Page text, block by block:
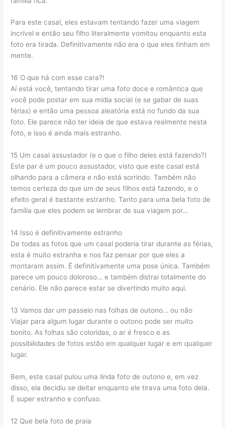
Para este casal, eles estavam tentando fazer uma viagem
incrível e então seu filho literalmente vomitou enquanto esta
foto era tirada. Definitivamente não era o que eles tinham em
mente.
16 O que há com esse cara?!
Aí está você, tentando tirar uma foto doce e romântica que
você pode postar em sua mídia social (e se gabar de suas
férias) e então uma pessoa aleatória está no fundo da sua
foto. Ele parece não ter ideia de que estava realmente nesta
foto, e isso é ainda mais estranho.
15 Um casal assustador (e o que o filho deles está fazendo?)
Este par é um pouco assustador, visto que este casal está
olhando para a câmera e não está sorrindo. Também não
temos certeza do que um de seus filhos está fazendo, e o
efeito geral é bastante estranho. Tanto para uma bela foto de
família que eles podem se lembrar de sua viagem por…
14 Isso é definitivamente estranho
De todas as fotos que um casal poderia tirar durante as férias,
esta é muito estranha e nos faz pensar por que eles a
montaram assim. É definitivamente uma pose única. Também
parece um pouco doloroso… e também distrai totalmente do
cenário. Ele não parece estar se divertindo muito aqui.
13 Vamos dar um passeio nas folhas de outono… ou não
Viajar para algum lugar durante o outono pode ser muito
bonito. As folhas são coloridas, o ar é fresco e as
possibilidades de fotos estão em qualquer lugar e em qualquer
lugar.
Bem, este casal pulou uma linda foto de outono e, em vez
disso, ela decidiu se deitar enquanto ele tirava uma foto dela.
É super estranho e confuso.
12 Que bela foto de praia